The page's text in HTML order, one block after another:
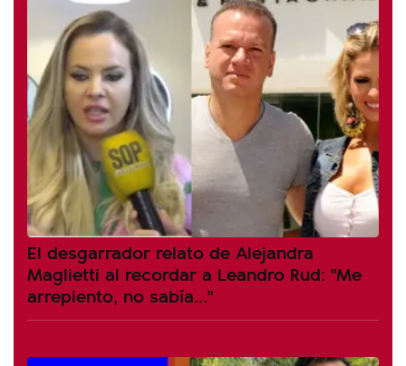
El desgarrador relato de Alejandra
Maglietti al recordar a Leandro Rud: "Me
arrepiento, no sabía..."